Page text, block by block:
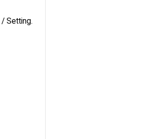
/ Setting.